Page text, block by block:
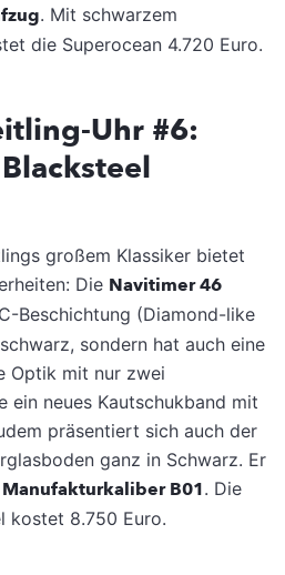
. Mit schwarzem
die Superocean 4.720 Euro.
Uhr #6:
großem Klassiker bietet
Die Navitimer 46
Beschichtung (Diamond-like
sondern hat auch eine
Optik mit nur zwei
neues Kautschukband mit
präsentiert sich auch der
ganz in Schwarz. Er
Manufakturkaliber B01. Die
kostet 8.750 Euro.